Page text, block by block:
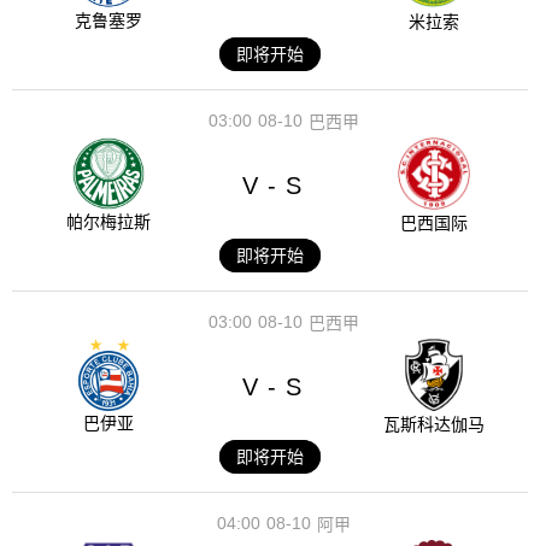
克鲁塞罗
米拉索
即将开始
08-10
03:00 巴西甲
帕尔梅拉斯
V - S
巴西国际
即将开始
08-10
03:00 巴西甲
巴伊亚
V - S
瓦斯科达伽马
即将开始
08-10
04:00 阿甲